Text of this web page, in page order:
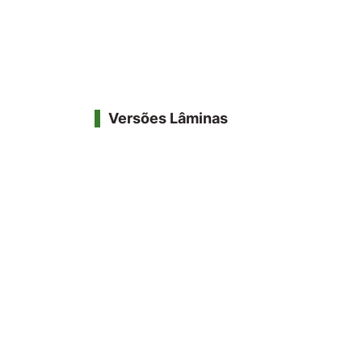
Versões Lâminas